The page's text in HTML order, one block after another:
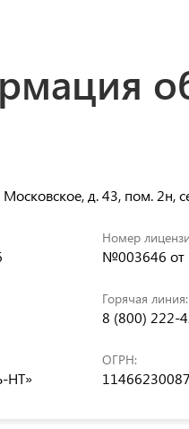
д. 43, пом. 2н,
Номер
№003646 от
Горячая линия:
8 (800) 222-
НТ»
ОГРН: